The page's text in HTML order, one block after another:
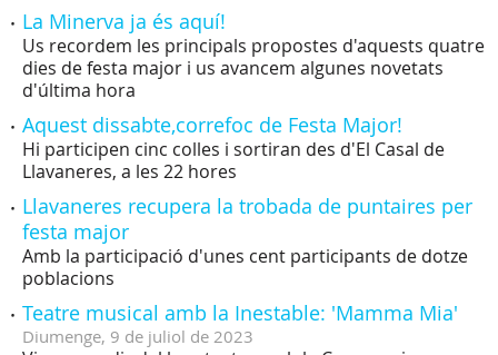
La Minerva ja és aquí!
Us recordem les principals propostes d'aquests quatre
dies de festa major i us avancem algunes novetats
d'última hora
Aquest dissabte,correfoc de Festa Major!
Hi participen cinc colles i sortiran des d'El Casal de
Llavaneres, a les 22 hores
Llavaneres recupera la trobada de puntaires per
festa major
Amb la participació d'unes cent participants de dotze
poblacions
Teatre musical amb la Inestable: 'Mamma Mia'
Diumenge, 9 de juliol de 2023